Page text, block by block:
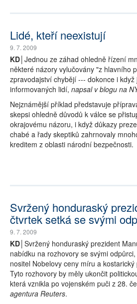
Lidé, kteří neexistují
9. 7. 2009
KD│ Jednou ze záhad ohledně řízení
některé názory vylučovány "z hlavního
zpravodajství chybějí --- dokonce i
informovaných lidí, napsal v blogu na
Nejznámější příklad představuje
skepsi ohledně důvodů k válce se
okrajovému názoru, i když důkazy
chabé a řady skeptiků zahrnovaly
kreditem z oblasti národní bezpečnosti.
Svržený honduraský
čtvrtek setká se svými
9. 7. 2009
KD│ Svržený honduraský prezident
nabídku na rozhovory se svými
nositel Nobelovy ceny míru a
Tyto rozhovory by měly ukončit
která vznikla po vojenském puči z 28.
agentura Reuters.